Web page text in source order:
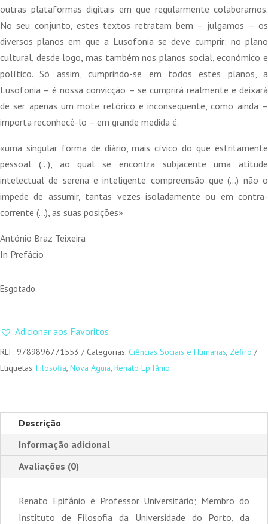
outras plataformas digitais em que regularmente colaboramos.
No seu conjunto, estes textos retratam bem – julgamos – os
diversos planos em que a Lusofonia se deve cumprir: no plano
cultural, desde logo, mas também nos planos social, económico e
político. Só assim, cumprindo-se em todos estes planos, a
Lusofonia – é nossa convicção – se cumprirá realmente e deixará
de ser apenas um mote retórico e inconsequente, como ainda –
importa reconhecê-lo – em grande medida é.
«uma singular forma de diário, mais cívico do que estritamente
pessoal (…), ao qual se encontra subjacente uma atitude
intelectual de serena e inteligente compreensão que (…) não o
impede de assumir, tantas vezes isoladamente ou em contra-
corrente (…), as suas posições»
António Braz Teixeira
In Prefácio
Esgotado
Adicionar aos Favoritos
REF: 9789896771553 Categorias: Ciências Sociais e Humanas, Zéfiro
Etiquetas: Filosofia, Nova Águia, Renato Epifânio
Descrição
Informação adicional
Avaliações (0)
Renato Epifânio é Professor Universitário; Membro do
Instituto de Filosofia da Universidade do Porto, da